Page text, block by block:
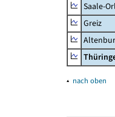
Saale-
Greiz
▴ nach oben